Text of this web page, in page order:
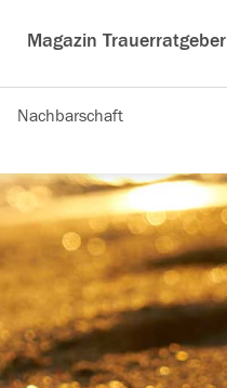
Magazin Trauerratgeber
Nachbarschaft